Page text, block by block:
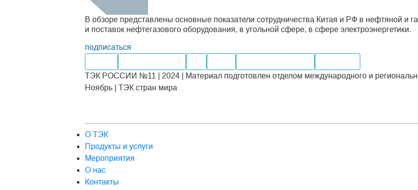
В обзоре представлены основные показатели сотрудничества Китая и РФ в нефтяной и
и поставок нефтегазового оборудования, в угольной сфере, в сфере электроэнергетики.
подписаться
ТЭК РОССИИ №11 | 2024 | Материал подготовлен отделом международного и
Ноябрь | ТЭК стран мира
О ТЭК
Продукты и услуги
Мероприятия
О нас
Контакты